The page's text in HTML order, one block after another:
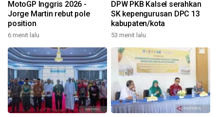
MotoGP Inggris 2026 -
Jorge Martin rebut pole
position
6 menit lalu
DPW PKB Kalsel serahkan
SK kepengurusan DPC 13
kabupaten/kota
53 menit lalu